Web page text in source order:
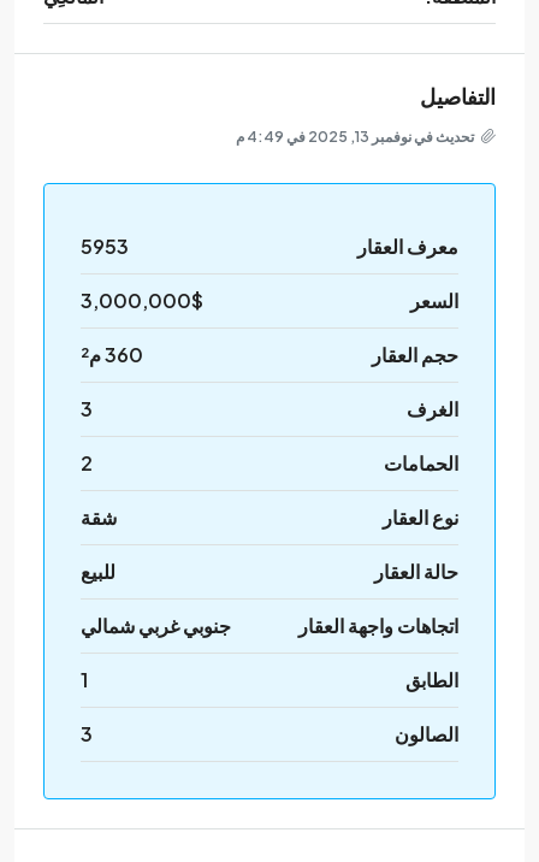
التفاصيل
تحديث في نوفمبر 13, 2025 في 4:49 م
معرف العقار 5953
السعر 3,000,000$
حجم العقار 360 م²
الغرف 3
الحمامات 2
نوع العقار شقة
حالة العقار للبيع
اتجاهات واجهة العقار جنوبي غربي شمالي
الطابق 1
الصالون 3